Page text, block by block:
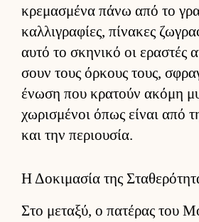
κρεμασμένα πάνω από το
καλ­λιγραφίες, πίνακες
αυτό το σκηνικό οι εραστές
σουν τους όρ­κους τους,
ένωση που κρατούν ακόμη
χωρισμένοι όπως εί­ναι από
και την περιου­σία.
Η Δοκιμασία της
Στο μεταξύ, ο πατέρας του